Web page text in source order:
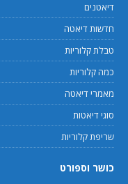
דיאטנים
חדשות דיאטה
טבלת קלוריות
כמה קלוריות
מאמרי דיאטה
סוגי דיאטות
שריפת קלוריות
כושר וספורט